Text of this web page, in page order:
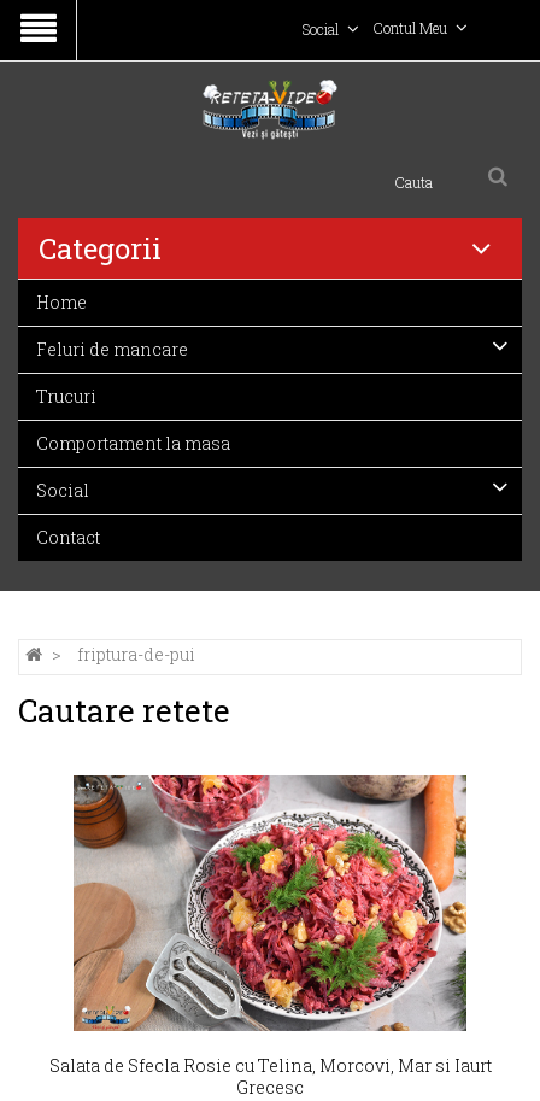
Contul Meu
Social
Categorii
Home
Feluri de mancare
Trucuri
Comportament la masa
Social
Contact
friptura-de-pui
Cautare retete
Salata de Sfecla Rosie cu Telina, Morcovi, Mar si Iaurt
Grecesc